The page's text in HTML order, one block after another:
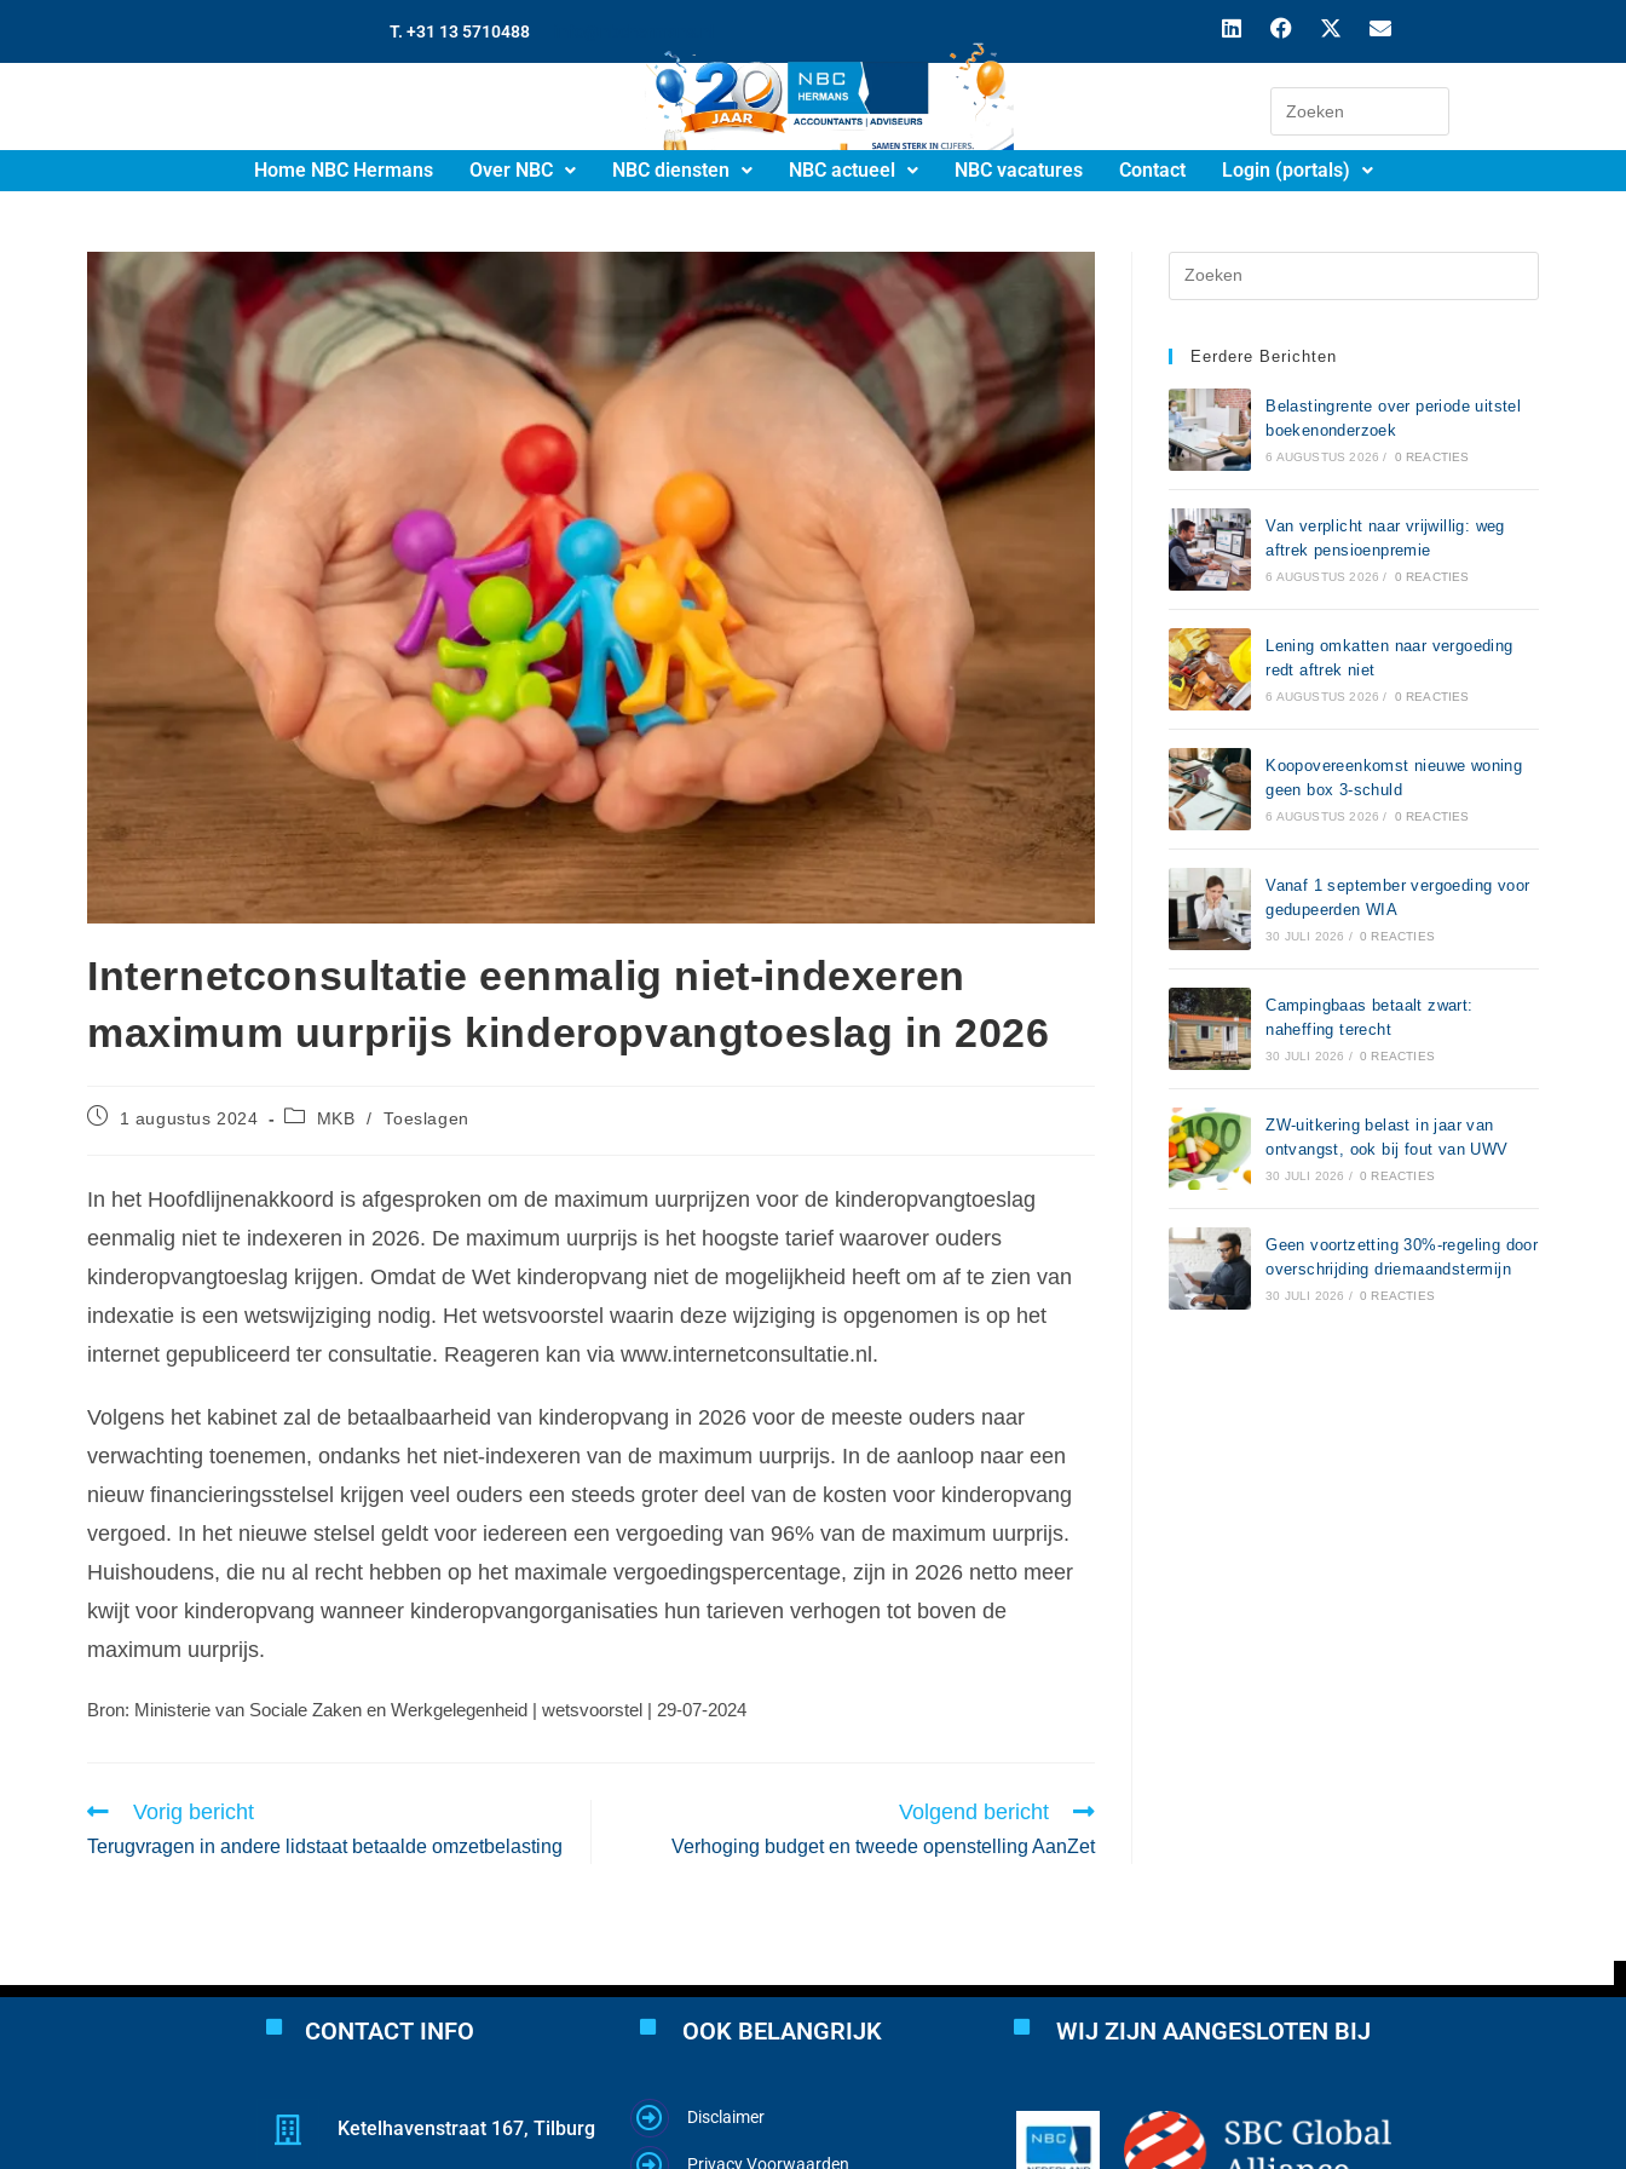
T. +31 13 5710488
Home NBC Hermans Over NBC NBC diensten NBC actueel NBC vacatures Contact Login (portals)
Internetconsultatie eenmalig niet-indexeren
maximum uurprijs kinderopvangtoeslag in 2026
1 augustus 2024 MKB / Toeslagen
In het Hoofdlijnenakkoord is afgesproken om de maximum uurprijzen voor de kinderopvangtoeslag
eenmalig niet te indexeren in 2026. De maximum uurprijs is het hoogste tarief waarover ouders
kinderopvangtoeslag krijgen. Omdat de Wet kinderopvang niet de mogelijkheid heeft om af te zien van
indexatie is een wetswijziging nodig. Het wetsvoorstel waarin deze wijziging is opgenomen is op het
internet gepubliceerd ter consultatie. Reageren kan via www.internetconsultatie.nl.
Volgens het kabinet zal de betaalbaarheid van kinderopvang in 2026 voor de meeste ouders naar
verwachting toenemen, ondanks het niet-indexeren van de maximum uurprijs. In de aanloop naar een
nieuw financieringsstelsel krijgen veel ouders een steeds groter deel van de kosten voor kinderopvang
vergoed. In het nieuwe stelsel geldt voor iedereen een vergoeding van 96% van de maximum uurprijs.
Huishoudens, die nu al recht hebben op het maximale vergoedingspercentage, zijn in 2026 netto meer
kwijt voor kinderopvang wanneer kinderopvangorganisaties hun tarieven verhogen tot boven de
maximum uurprijs.
Bron: Ministerie van Sociale Zaken en Werkgelegenheid | wetsvoorstel | 29-07-2024
Vorig bericht
Terugvragen in andere lidstaat betaalde omzetbelasting
Volgend bericht
Verhoging budget en tweede openstelling AanZet
Eerdere Berichten
Belastingrente over periode uitstel
boekenonderzoek
6 AUGUSTUS 2026 / 0 REACTIES
Van verplicht naar vrijwillig: weg
aftrek pensioenpremie
6 AUGUSTUS 2026 / 0 REACTIES
Lening omkatten naar vergoeding
redt aftrek niet
6 AUGUSTUS 2026 / 0 REACTIES
Koopovereenkomst nieuwe woning
geen box 3-schuld
6 AUGUSTUS 2026 / 0 REACTIES
Vanaf 1 september vergoeding voor
gedupeerden WIA
30 JULI 2026 / 0 REACTIES
Campingbaas betaalt zwart:
naheffing terecht
30 JULI 2026 / 0 REACTIES
ZW-uitkering belast in jaar van
ontvangst, ook bij fout van UWV
30 JULI 2026 / 0 REACTIES
Geen voortzetting 30%-regeling door
overschrijding driemaandstermijn
30 JULI 2026 / 0 REACTIES
CONTACT INFO
Ketelhavenstraat 167, Tilburg
OOK BELANGRIJK
Disclaimer
Privacy Voorwaarden
WIJ ZIJN AANGESLOTEN BIJ